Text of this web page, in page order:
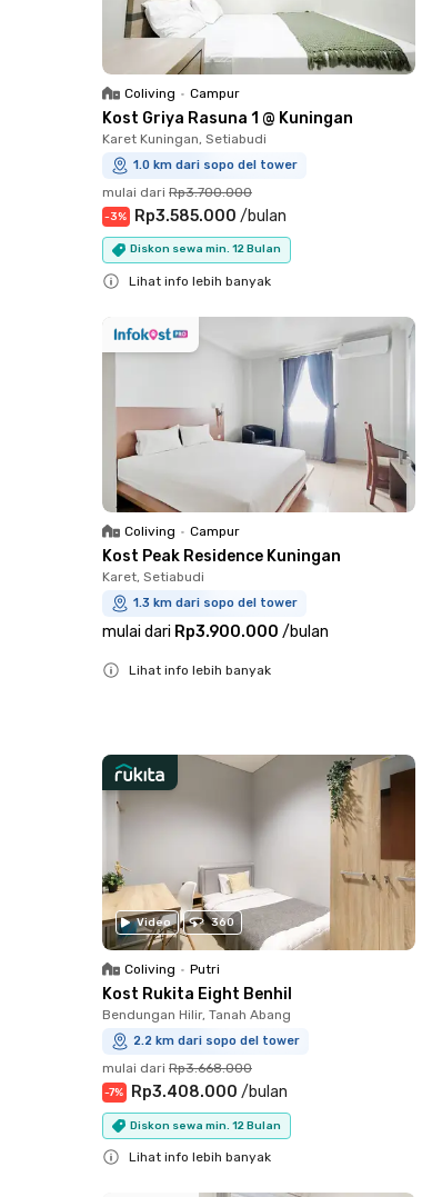
Coliving • Campur
Kost Griya Rasuna 1 @ Kuningan
Karet Kuningan, Setiabudi
1.0 km dari sopo del tower
mulai dari Rp3.700.000
-3% Rp3.585.000 /bulan
Diskon sewa min. 12 Bulan
Lihat info lebih banyak
Coliving • Campur
Kost Peak Residence Kuningan
Karet, Setiabudi
1.3 km dari sopo del tower
mulai dari Rp3.900.000 /bulan
Lihat info lebih banyak
Video 360
Coliving • Putri
Kost Rukita Eight Benhil
Bendungan Hilir, Tanah Abang
2.2 km dari sopo del tower
mulai dari Rp3.668.000
-7% Rp3.408.000 /bulan
Diskon sewa min. 12 Bulan
Lihat info lebih banyak